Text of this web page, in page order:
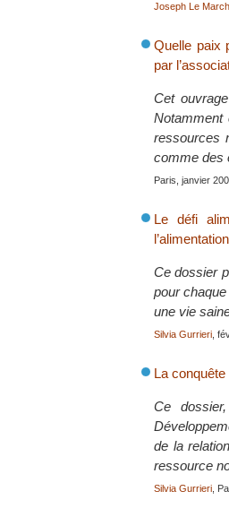
Joseph Le
Quelle paix
par
Cet
Notamment
ressources
comme des
Paris, janvier
Le défi
Ce dossier
pour
une vie
Silvia Gurrieri ,
La conquête
Ce
de la
ressource
Silvia Gurrieri ,